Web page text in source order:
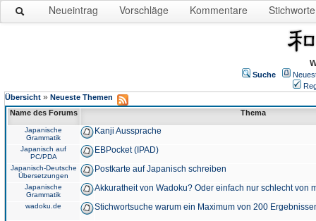
Neueintrag Vorschläge Kommentare Stichworte
Suche
Übersicht » Neueste Themen
Name des Forums
Thema
Japanische
Grammatik
Kanji Aussprache
Japanisch auf
PC/PDA
EBPocket (IPAD)
Japanisch-Deutsche
Übersetzungen
Postkarte auf Japanisch schreiben
Japanische
Grammatik
Akkuratheit von Wadoku? Oder einfach nur schlecht von
wadoku.de Stichwortsuche warum ein Maximum von 200